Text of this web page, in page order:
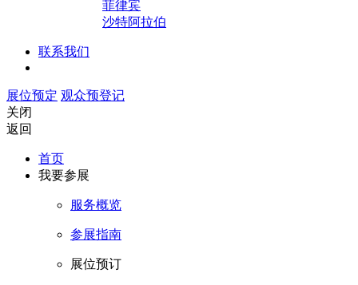
菲律宾
沙特阿拉伯
联系我们
展位预定 观众预登记
关闭
返回
首页
我要参展
服务概览
参展指南
展位预订